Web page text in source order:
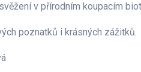
v přírodním koupacím
poznatků i krásných zážitků.